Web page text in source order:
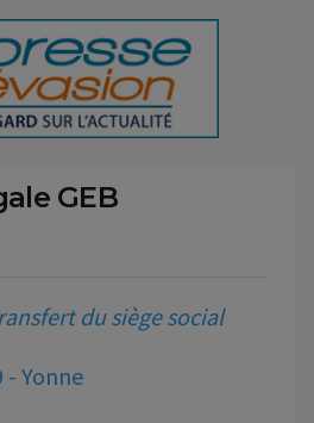
GEB
du siège social
- Yonne